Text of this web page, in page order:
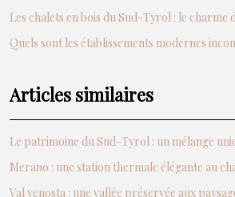
Les chalets en bois du Sud-Tyrol : le charme
Quels sont les établissements modernes
Articles similaires
Le patrimoine du Sud-Tyrol : un mélange
Merano : une station thermale élégante au
Val venosta : une vallée préservée aux